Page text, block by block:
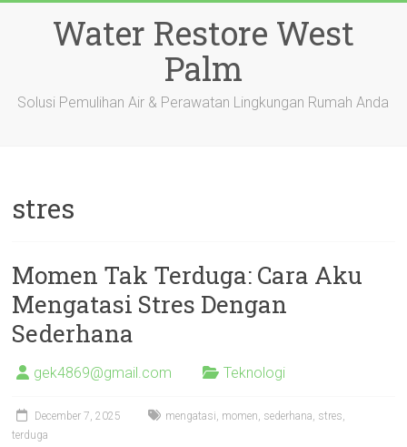
Water Restore West
Palm
Solusi Pemulihan Air & Perawatan Lingkungan Rumah Anda
stres
Momen Tak Terduga: Cara Aku
Mengatasi Stres Dengan
Sederhana
gek4869@gmail.com Teknologi
December 7, 2025 mengatasi, momen, sederhana, stres,
terduga